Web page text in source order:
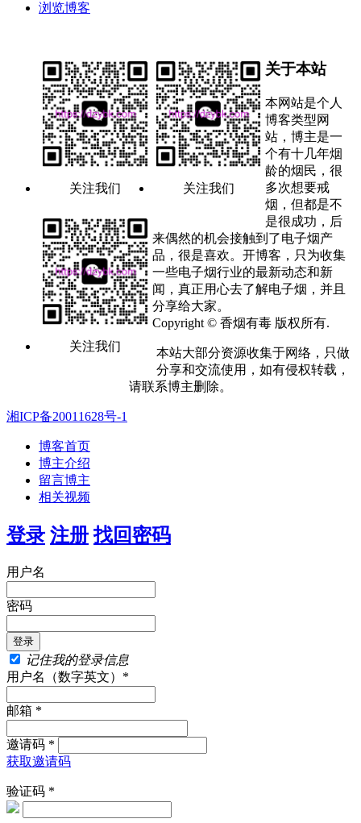
浏览博客
关注我们 关注我们
关注我们
关于本站
本网站是个人
博客类型网
站，博主是一
个有十几年烟
龄的烟民，很
多次想要戒
烟，但都是不
是很成功，后
来偶然的机会接触到了电子烟产
品，很是喜欢。开博客，只为收集
一些电子烟行业的最新动态和新
闻，真正用心去了解电子烟，并且
分享给大家。
Copyright © 香烟有毒 版权所有.
本站大部分资源收集于网络，只做
分享和交流使用，如有侵权转载，
请联系博主删除。
湘ICP备20011628号-1
博客首页
博主介绍
留言博主
相关视频
登录 注册 找回密码
用户名
密码
记住我的登录信息
用户名（数字英文）*
邮箱 *
邀请码 *
获取邀请码
验证码 *